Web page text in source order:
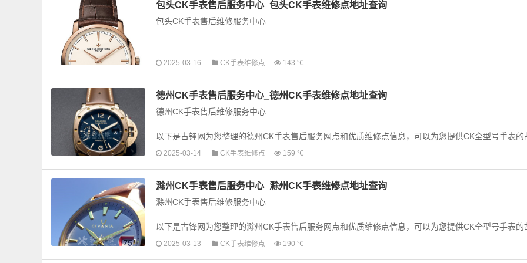
包头CK手表售后服务中心_包头CK手表维修点地址查询
包头CK手表售后维修服务中心
以下是古锋网为您整理的包头CK手表售后服务网点和优质维修点信息，可以为您提供CK全型号手表的故
2025-03-16 CK手表维修点 143 ℃
德州CK手表售后服务中心_德州CK手表维修点地址查询
德州CK手表售后维修服务中心
以下是古锋网为您整理的德州CK手表售后服务网点和优质维修点信息，可以为您提供CK全型号手表的
障检测维修，手表保养等业务，为了享受优质的维修服...
2025-03-14 CK手表维修点 159 ℃
滁州CK手表售后服务中心_滁州CK手表维修点地址查询
滁州CK手表售后维修服务中心
以下是古锋网为您整理的滁州CK手表售后服务网点和优质维修点信息，可以为您提供CK全型号手表的
障检测维修，手表保养等业务，为了享受优质的维修服...
2025-03-13 CK手表维修点 190 ℃